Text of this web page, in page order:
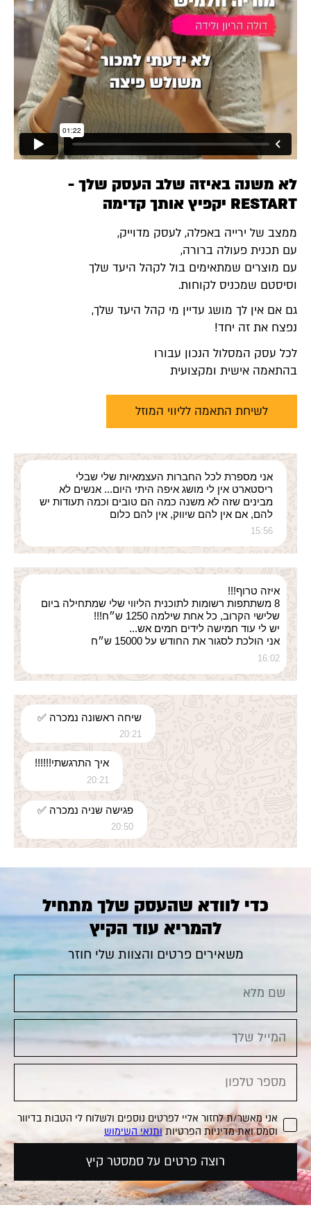
לא משנה באיזה שלב העסק שלך -
RESTART יקפיץ אותך קדימה
ממצב של ירייה באפלה, לעסק מדוייק,
עם תכנית פעולה ברורה,
עם מוצרים שמתאימים בול לקהל היעד שלך
וסיסטם שמכניס לקוחות.
גם אם אין לך מושג עדיין מי קהל היעד שלך,
נפצח את זה יחד!
לכל עסק המסלול הנכון עבורו
בהתאמה אישית ומקצועית
לשיחת התאמה לליווי המוזל
אני מספרת לכל החברות העצמאיות שלי שבלי
ריסטארט אין לי מושג איפה היתי היום... אנשים לא
מבינים שזה לא משנה כמה הם טובים וכמה תעודות יש
להם, אם אין להם שיווק, אין להם כלום
15:56
איזה טרוף!!!
8 משתתפות רשומות לתוכנית הליווי שלי שמתחילה ביום
שלישי הקרוב, כל אחת שילמה 1250 ש״ח!!!
יש לי עוד חמישה לידים חמים אש...
אני הולכת לסגור את החודש על 15000 ש״ח
16:02
שיחה ראשונה נמכרה ✅
20:21
איך התרגשתי!!!!!!
20:21
פגישה שניה נמכרה ✅
20:50
כדי לוודא שהעסק שלך מתחיל
להמריא עוד הקיץ
משאירים פרטים והצוות שלי חוזר
אני מאשר/ת לחזור אליי לפרטים נוספים ולשלוח לי הטבות בדיוור
וסמס ואת מדיניות הפרטיותותנאי השימוש
רוצה פרטים על סמסטר קיץ